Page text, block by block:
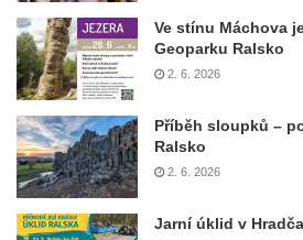
Ve stínu Máchova
Geoparku Ralsko
2. 6. 2026
Příběh sloupků –
Ralsko
2. 6. 2026
Jarní úklid v